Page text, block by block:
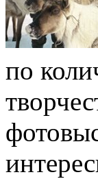
по